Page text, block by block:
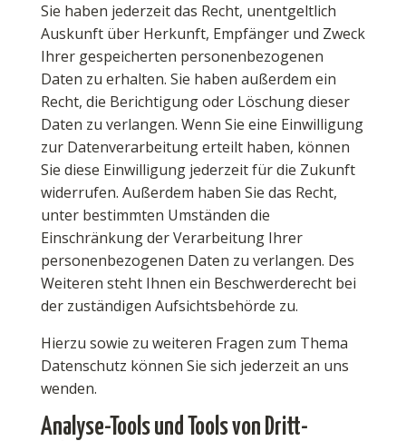
Sie haben jederzeit das Recht, unentgeltlich
Auskunft über Herkunft, Empfänger und Zweck
Ihrer gespeicherten personenbezogenen
Daten zu erhalten. Sie haben außerdem ein
Recht, die Berichtigung oder Löschung dieser
Daten zu verlangen. Wenn Sie eine Einwilligung
zur Datenverarbeitung erteilt haben, können
Sie diese Einwilligung jederzeit für die Zukunft
widerrufen. Außerdem haben Sie das Recht,
unter bestimmten Umständen die
Einschränkung der Verarbeitung Ihrer
personenbezogenen Daten zu verlangen. Des
Weiteren steht Ihnen ein Beschwerderecht bei
der zuständigen Aufsichtsbehörde zu.
Hierzu sowie zu weiteren Fragen zum Thema
Datenschutz können Sie sich jederzeit an uns
wenden.
Analyse-Tools und Tools von Dritt­